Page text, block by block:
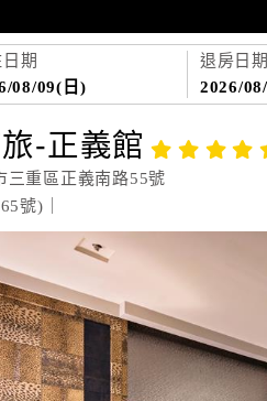
日期
08/09(日)
退房日期
2026/
-正義館
三重區正義南路55號
號)｜